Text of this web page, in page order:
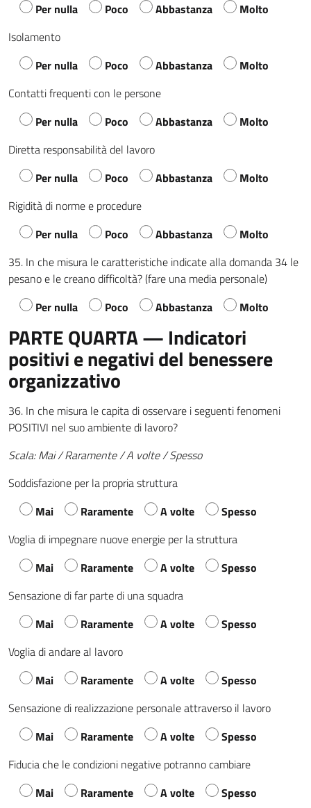
Per nulla
Poco Abbastanza
Molto
Isolamento
Per nulla
Poco Abbastanza
Molto
Contatti frequenti con le persone
Per nulla
Poco Abbastanza
Molto
Diretta responsabilità del lavoro
Per nulla
Poco Abbastanza
Molto
Rigidità di norme e procedure
Per nulla
Poco Abbastanza
Molto
35. In che misura le caratteristiche indicate alla domanda 34 le
pesano e le creano difficoltà? (fare una media personale)
Per nulla
Poco Abbastanza Molto
PARTE QUARTA — Indicatori
positivi e negativi del benessere
organizzativo
36. In che misura le capita di osservare i seguenti fenomeni
POSITIVI nel suo ambiente di lavoro?
Scala: Mai / Raramente / A volte / Spesso
Soddisfazione per la propria struttura
Mai
Raramente A volte
Spesso
Voglia di impegnare nuove energie per la struttura
Mai
Raramente A volte
Spesso
Sensazione di far parte di una squadra
Mai
Raramente A volte
Spesso
Voglia di andare al lavoro
Mai
Raramente A volte
Spesso
Sensazione di realizzazione personale attraverso il lavoro
Mai
Raramente A volte
Spesso
Fiducia che le condizioni negative potranno cambiare
Mai
Raramente A volte
Spesso